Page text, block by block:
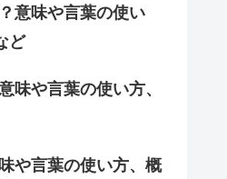
意味や言葉の使い
ど
味や言葉の使い方、
や言葉の使い方、概